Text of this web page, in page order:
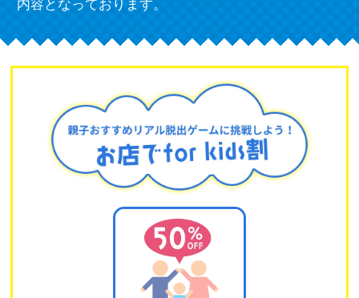
内容となっております。